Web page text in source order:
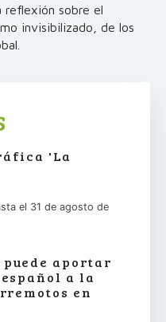
reflexión sobre el
invisibilizado, de los
'La
el 31 de agosto de
puede aportar
a la
en